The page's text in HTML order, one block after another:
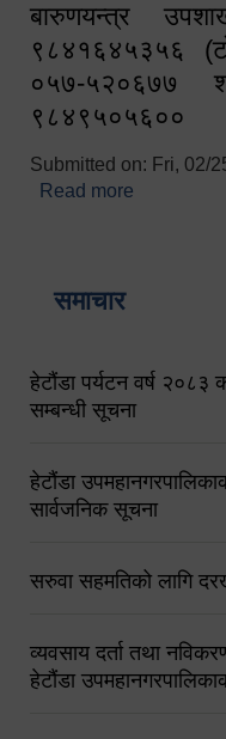
बारुणयन्त्र
९८४१६४५३५६
०५७-५२०६७७
९८४९५०५६००
Submitted on: Fri, 02/
Read more
समाचार
हेटौंडा पर्यटन वर्ष २०८३
सम्बन्धी सूचना
हेटौंडा
सार्वजनिक सूचना
सरुवा सहमतिको लागि
व्यवसाय दर्ता तथा
हेटौंडा